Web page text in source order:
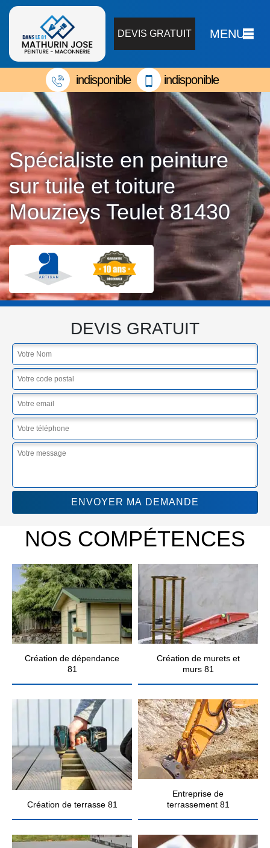
DEVIS GRATUIT MENU
indisponible indisponible
Spécialiste en peinture
sur tuile et toiture
Mouzieys Teulet 81430
DEVIS GRATUIT
NOS COMPÉTENCES
Création de dépendance
81
Création de murets et
murs 81
Création de terrasse 81
Entreprise de
terrassement 81